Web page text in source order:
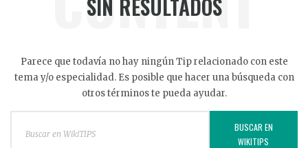
SIN RESULTADOS
Parece que todavía no hay ningún Tip relacionado con este
tema y/o especialidad. Es posible que hacer una búsqueda con
otros términos te pueda ayudar.
BUSCAR EN
WIKITIPS